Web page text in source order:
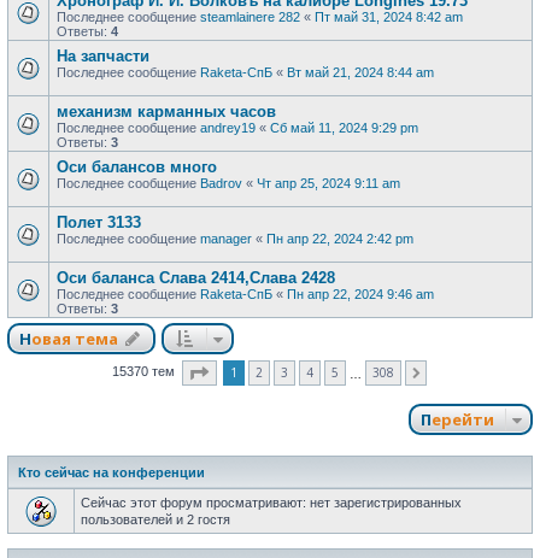
Последнее сообщение steamlainere 282 « Пт май 31, 2024 8:42 am
Ответы: 4
На запчасти
Последнее сообщение Raketa-СпБ « Вт май 21, 2024 8:44 am
механизм карманных часов
Последнее сообщение andrey19 « Сб май 11, 2024 9:29 pm
Ответы: 3
Оси балансов много
Последнее сообщение Badrov « Чт апр 25, 2024 9:11 am
Полет 3133
Последнее сообщение manager « Пн апр 22, 2024 2:42 pm
Оси баланса Слава 2414,Слава 2428
Последнее сообщение Raketa-СпБ « Пн апр 22, 2024 9:46 am
Ответы: 3
Новая тема
15370 тем Страница из 308
1 2 3 4 5 308
Перейти
Кто сейчас на конференции
Сейчас этот форум просматривают: нет зарегистрированных
пользователей и 2 гостя